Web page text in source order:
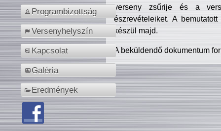
Programbizottság
Versenyhelyszín
Kapcsolat
Galéria
Eredmények
verseny zsűrije és a
észrevételeiket. A
készül majd.
A beküldendő dokumentum